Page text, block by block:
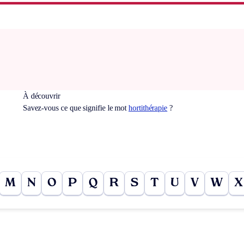
À découvrir
Savez-vous ce que signifie le mothortithérapie ?
M N O P Q R S T U V W X